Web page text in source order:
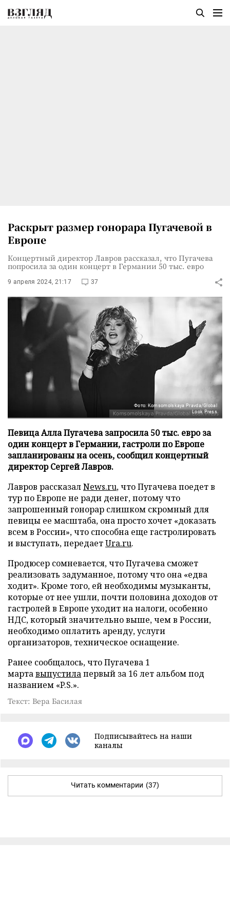
Раскрыт размер гонорара Пугачевой в
Европе
Концертный директор Лавров рассказал, что Пугачева
попросила за один концерт в Германии 50 тыс. евро
9 апреля 2024, 21:17 37
Фото: Komsomolskaya Pravda/Global
Look Press
Певица Алла Пугачева запросила 50 тыс. евро за
один концерт в Германии, гастроли по Европе
запланированы на осень, сообщил концертный
директор Сергей Лавров.
Лавров рассказалNews.ru, что Пугачева поедет в
тур по Европе не ради денег, потому что
запрошенный гонорар слишком скромный для
певицы ее масштаба, она просто хочет «доказать
всем в России», что способна еще гастролировать
и выступать, передаетUra.ru.
Продюсер сомневается, что Пугачева сможет
реализовать задуманное, потому что она «едва
ходит». Кроме того, ей необходимы музыканты,
которые от нее ушли, почти половина доходов от
гастролей в Европе уходит на налоги, особенно
НДС, который значительно выше, чем в России,
необходимо оплатить аренду, услуги
организаторов, техническое оснащение.
Ранее сообщалось, что Пугачева 1
мартавыпустилапервый за 16 лет альбом под
названием «P.S.».
Текст: Вера Басилая
Подписывайтесь на наши
каналы
Читать комментарии (37)